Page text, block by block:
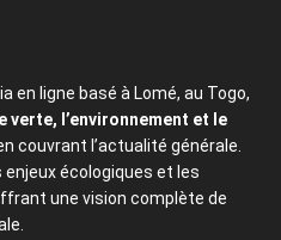
en ligne basé à Lomé, au Togo,
verte, l’environnement et le
couvrant l’actualité générale.
écologiques et les
une vision complète de